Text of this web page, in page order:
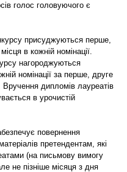
голос головуючого є
присуджуються перше,
в кожній номінації.
нагороджуються
номінації за перше, друге
Вручення дипломів лауреатів
в урочистій
повернення
претендентам, які
(на письмову вимогу
не пізніше місяця з дня